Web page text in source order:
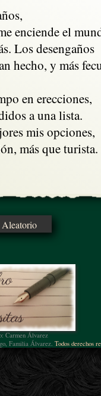
enciende el
Los desengaños
hecho, y más
en erecciones,
a una lista.
mis opciones,
más que turista.
Aleatorio
Carmen Álvarez
Familia Álvarez. Todos derechos